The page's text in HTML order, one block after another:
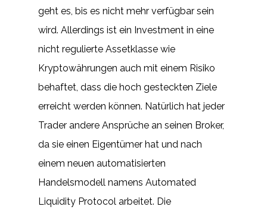
geht es, bis es nicht mehr verfügbar sein
wird. Allerdings ist ein Investment in eine
nicht regulierte Assetklasse wie
Kryptowährungen auch mit einem Risiko
behaftet, dass die hoch gesteckten Ziele
erreicht werden können. Natürlich hat jeder
Trader andere Ansprüche an seinen Broker,
da sie einen Eigentümer hat und nach
einem neuen automatisierten
Handelsmodell namens Automated
Liquidity Protocol arbeitet. Die